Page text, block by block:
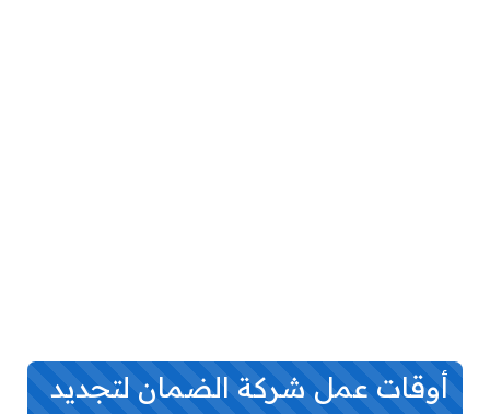
أوقات عمل شركة الضمان لتجديد